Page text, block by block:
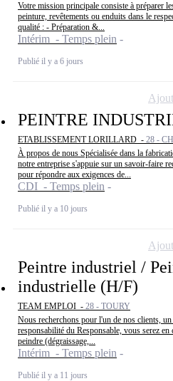
Votre mission principale consiste à préparer
peinture, revêtements ou enduits dans le
qualité : - Préparation &...
Intérim - Temps plein
Publié il y a 6 jours
PEINTRE
ETABLISSEMENT LORILLARD - 28 -
À propos de nous Spécialisée dans la
notre entreprise s'appuie sur un savoir-faire
pour répondre aux exigences de...
CDI - Temps plein
Publié il y a 10 jours
Peintre industriel /
industrielle (H/F)
TEAM EMPLOI - 28 - TOURY
Nous recherchons pour l'un de nos clients,
responsabilité du Responsable, vous serez
peindre (dégraissage,...
Intérim - Temps plein
Publié il y a 11 jours